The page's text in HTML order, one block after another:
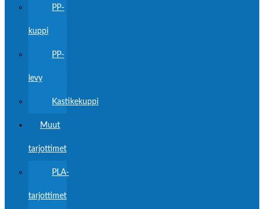
PP-
kuppi
PP-
levy
Kastikekuppi
Muut
tarjottimet
PLA-
tarjottimet